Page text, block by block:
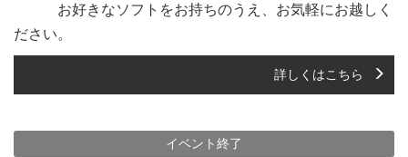
お好きなソフトをお持ちのうえ、お気軽にお越しく
ださい。
詳しくはこちら
イベント終了